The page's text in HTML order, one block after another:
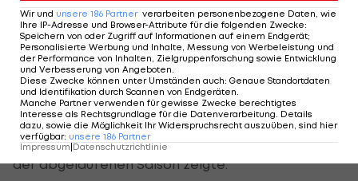
Kurt Vierthaler
Noch kein „Schmidt-Fußball“
Der 45-Jährige hat das Amt beim Double-Sieger
erst vor drei Wochen angetreten und soll
mittelfristig jenen Fußball in die Mozartstadt
bringen, den er mit Sensationsteam Paderborn in
der abgelaufenen Saison zeigte.
Wir und unsere 186 Partner verarbeiten personenbezogene Daten, wie
Ihre IP-Adresse und Browser-Attribute für die folgenden Zwecke:
Speichern von oder Zugriff auf Informationen auf einem Endgerät;
Personalisierte Werbung und Inhalte, Messung von Werbeleistung und
der Performance von Inhalten, Zielgruppenforschung sowie Entwicklung
und Verbesserung von Angeboten
Diese Zwecke können unter Umständen auch: Genaue Standortdaten
und Identifikation durch Scannen von Endgeräten
Manche Partner verwenden für gewisse Zwecke berechtigtes
Interesse als Rechtsgrundlage für die Datenverarbeitung. Details
dazu, sowie die Möglichkeit Ihr Widerspruchsrecht auszuüben, sind hier
verfügbar: unsere 186 Partner
Impressum|Datenschutzrichtlinie